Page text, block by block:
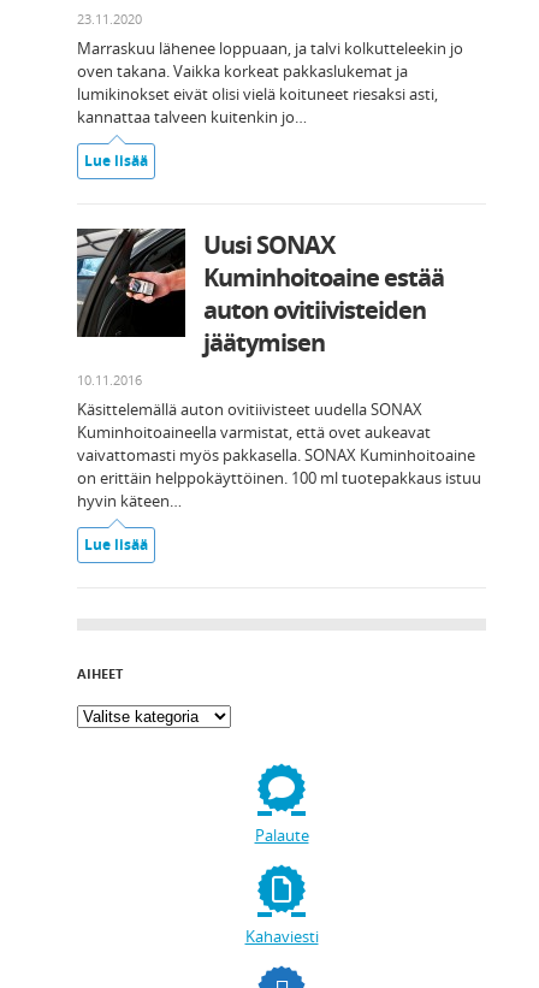
23.11.2020
Marraskuu lähenee loppuaan, ja talvi kolkutteleekin jo
oven takana. Vaikka korkeat pakkaslukemat ja
lumikinokset eivät olisi vielä koituneet riesaksi asti,
kannattaa talveen kuitenkin jo…
Lue lisää
Uusi SONAX
Kuminhoitoaine estää
auton ovitiivisteiden
jäätymisen
10.11.2016
Käsittelemällä auton ovitiivisteet uudella SONAX
Kuminhoitoaineella varmistat, että ovet aukeavat
vaivattomasti myös pakkasella. SONAX Kuminhoitoaine
on erittäin helppokäyttöinen. 100 ml tuotepakkaus istuu
hyvin käteen…
Lue lisää
AIHEET
Palaute
Kahaviesti